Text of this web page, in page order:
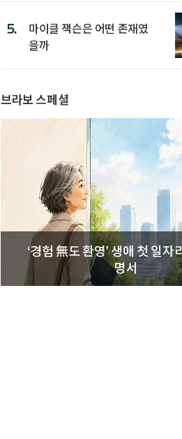
5.
마이클 잭슨은 어떤 존재였
을까
브라보 스페셜
‘경험 無도 환영’ 생애 첫 일자리 도전
명서